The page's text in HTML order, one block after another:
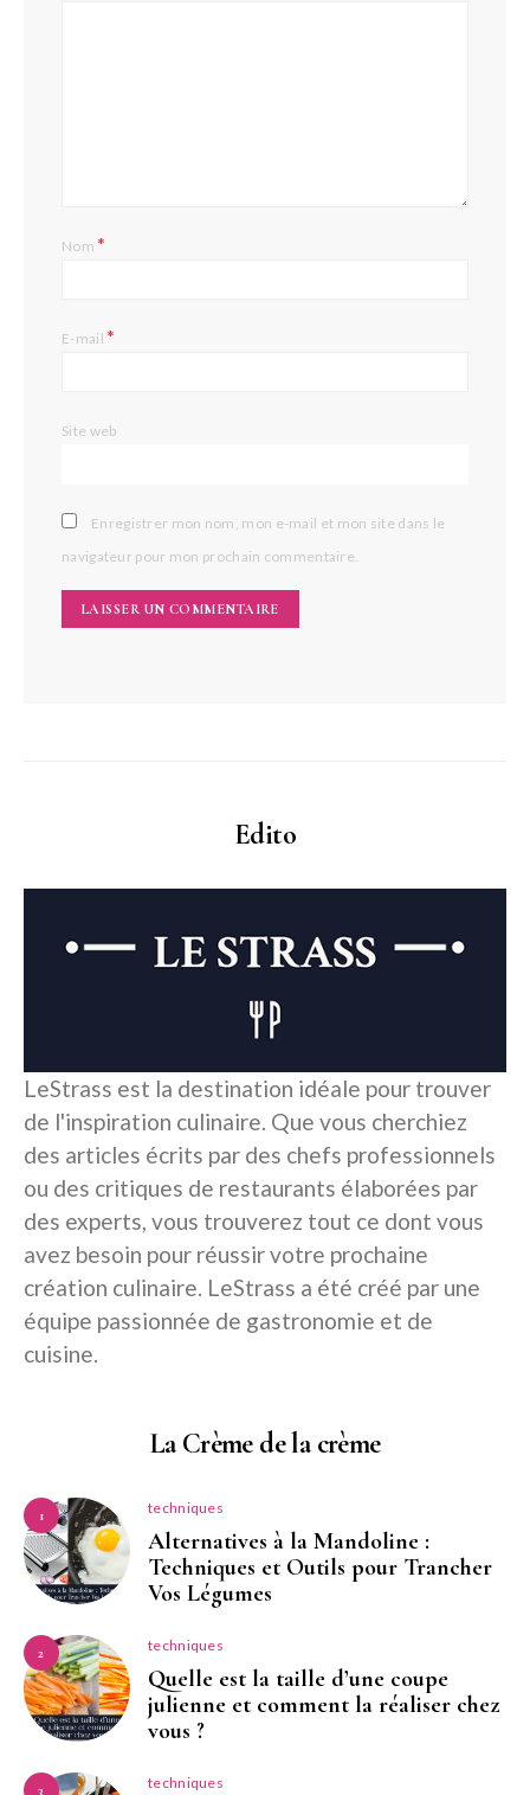
Nom*
E-mail*
Site web
Enregistrer mon nom, mon e-mail et mon site dans le
navigateur pour mon prochain commentaire.
Edito
LeStrass est la destination idéale pour trouver
de l'inspiration culinaire. Que vous cherchiez
des articles écrits par des chefs professionnels
ou des critiques de restaurants élaborées par
des experts, vous trouverez tout ce dont vous
avez besoin pour réussir votre prochaine
création culinaire. LeStrass a été créé par une
équipe passionnée de gastronomie et de
cuisine.
La Crème de la crème
1 techniques
Alternatives à la Mandoline :
Techniques et Outils pour Trancher
Vos Légumes
2 techniques
Quelle est la taille d’une coupe
julienne et comment la réaliser chez
vous ?
3 techniques